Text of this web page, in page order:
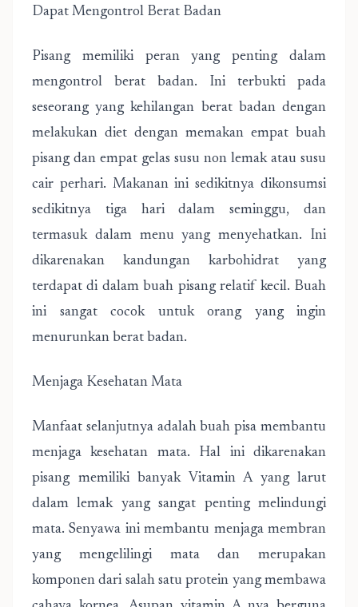
Dapat Mengontrol Berat Badan
Pisang memiliki peran yang penting dalam
mengontrol berat badan. Ini terbukti pada
seseorang yang kehilangan berat badan dengan
melakukan diet dengan memakan empat buah
pisang dan empat gelas susu non lemak atau susu
cair perhari. Makanan ini sedikitnya dikonsumsi
sedikitnya tiga hari dalam seminggu, dan
termasuk dalam menu yang menyehatkan. Ini
dikarenakan kandungan karbohidrat yang
terdapat di dalam buah pisang relatif kecil. Buah
ini sangat cocok untuk orang yang ingin
menurunkan berat badan.
Menjaga Kesehatan Mata
Manfaat selanjutnya adalah buah pisa membantu
menjaga kesehatan mata. Hal ini dikarenakan
pisang memiliki banyak Vitamin A yang larut
dalam lemak yang sangat penting melindungi
mata. Senyawa ini membantu menjaga membran
yang mengelilingi mata dan merupakan
komponen dari salah satu protein yang membawa